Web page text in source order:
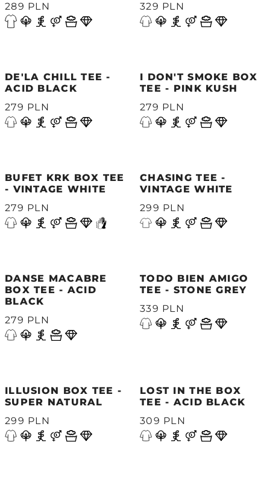
289 PLN
329 PLN
DE'LA CHILL TEE -
ACID BLACK
279 PLN
I DON'T SMOKE BOX
TEE - PINK KUSH
279 PLN
BUFET KRK BOX TEE
- VINTAGE WHITE
279 PLN
CHASING TEE -
VINTAGE WHITE
299 PLN
DANSE MACABRE
BOX TEE - ACID
BLACK
279 PLN
TODO BIEN AMIGO
TEE - STONE GREY
339 PLN
ILLUSION BOX TEE -
SUPER NATURAL
299 PLN
LOST IN THE BOX
TEE - ACID BLACK
309 PLN